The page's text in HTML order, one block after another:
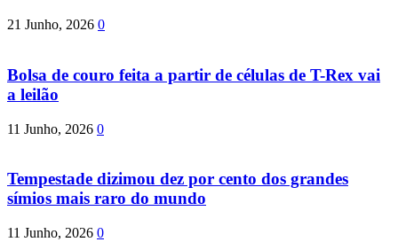
21 Junho, 2026 0
Bolsa de couro feita a partir de células de T-Rex vai
a leilão
11 Junho, 2026 0
Tempestade dizimou dez por cento dos grandes
símios mais raro do mundo
11 Junho, 2026 0